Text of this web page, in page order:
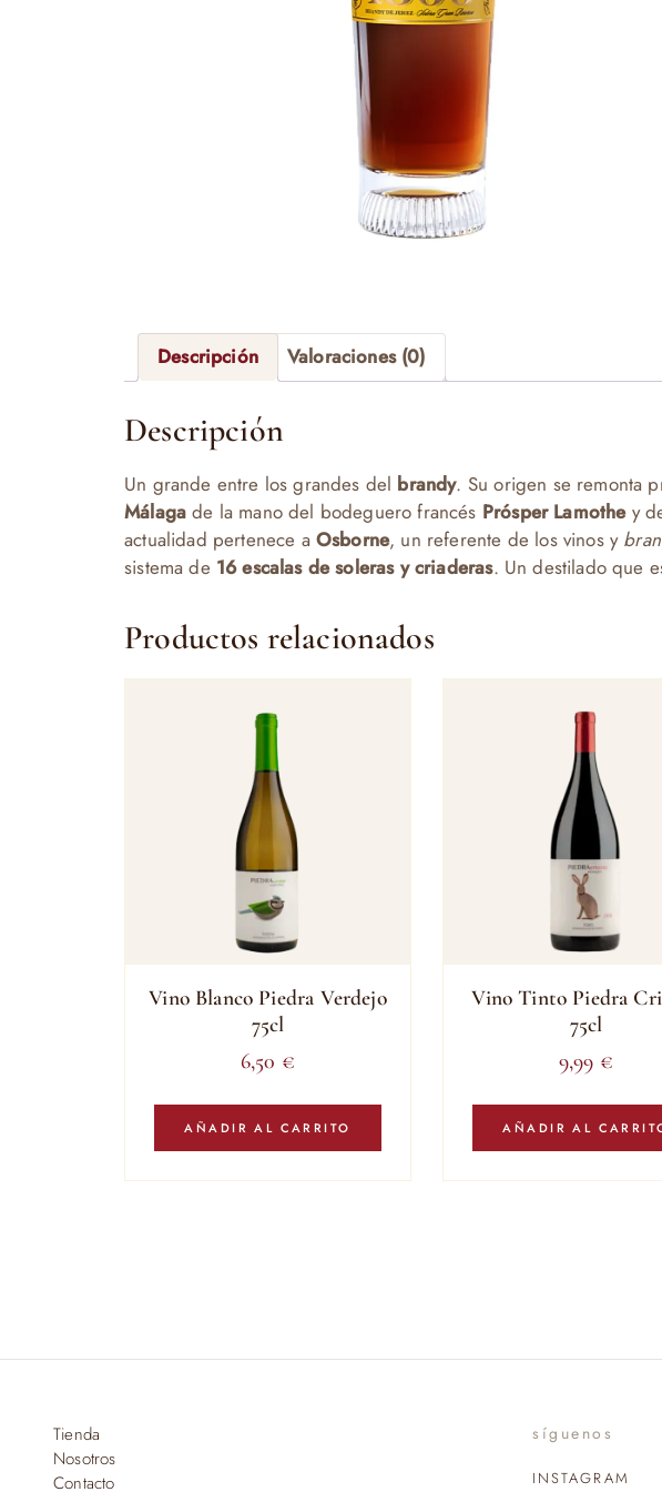
Descripción Valoraciones (0)
Descripción
Un grande entre los grandes del brandy. Su origen se remonta
Málagade la mano del bodeguero francés Prósper Lamothe y
actualidad pertenece a Osborne, un referente de los vinos y
sistema de 16 escalas de soleras y criaderas. Un destilado que
Productos relacionados
Vino Blanco Piedra Verdejo
75cl
6,50 €
AÑADIR AL CARRITO
Vino Tinto Piedra
75cl
9,99 €
AÑADIR AL
Tienda
Nosotros
Contacto
síguenos
INSTAGRAM